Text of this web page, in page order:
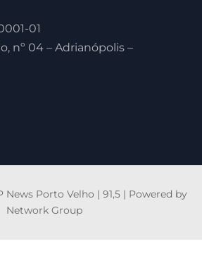
01
nº 04 – Adrianópolis –
Porto Velho | 91,5 | Powered by
Network Group